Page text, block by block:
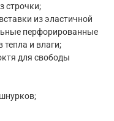
строчки;
из эластичной
перфорированные
тепла и влаги;
для свободы